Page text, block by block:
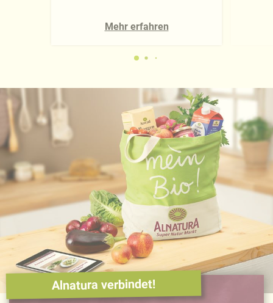
Mehr erfahren
Alnatura verbindet!